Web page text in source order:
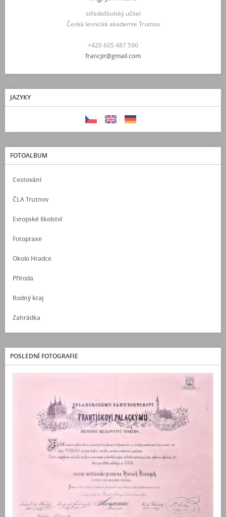
středoškolský učitel
Česká lesnická akademie Trutnov
+420 605 487 590
francjir@gmail.com
JAZYKY
FOTOALBUM
Cestování
ČLA Trutnov
Evropské školství
Fotopraxe
Okolo Hradce
Příroda
Rodný kraj
Zahrádka
POSLEDNÍ FOTOGRAFIE